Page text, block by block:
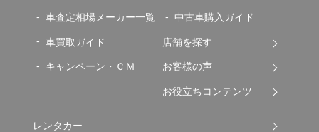
車査定相場メーカー一覧
車買取ガイド
キャンペーン・ＣＭ
中古車購入ガイド
店舗を探す
お客様の声
お役立ちコンテンツ
レンタカー